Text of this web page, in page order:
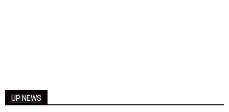
UP NEWS